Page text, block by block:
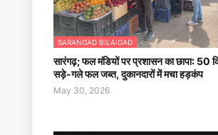
SARANGAD BILAIGAD
सारंगढ़; फल मंडियों पर प्रशासन का छापा: 50
सड़े-गले फल जब्त, दुकानदारों में मचा हड़कंप
May 30, 2026